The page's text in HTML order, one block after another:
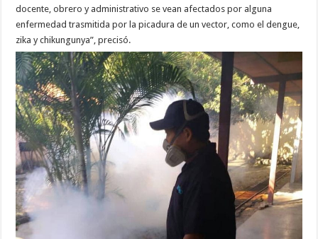
docente, obrero y administrativo se vean afectados por alguna
enfermedad trasmitida por la picadura de un vector, como el dengue,
zika y chikungunya”, precisó.